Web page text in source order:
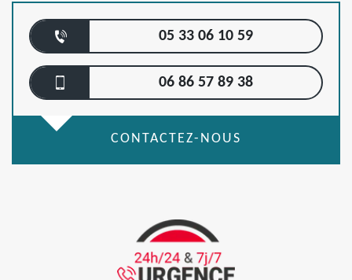
05 33 06 10 59
06 86 57 89 38
CONTACTEZ-NOUS